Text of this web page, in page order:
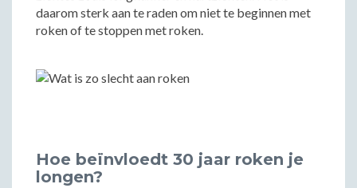
daarom sterk aan te raden om niet te beginnen met
roken of te stoppen met roken.
Hoe beïnvloedt 30 jaar roken je
longen?